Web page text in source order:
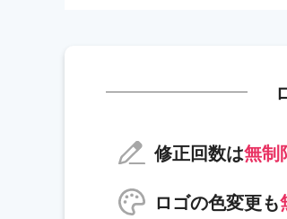
修正回数は無制
ロゴの色変更も